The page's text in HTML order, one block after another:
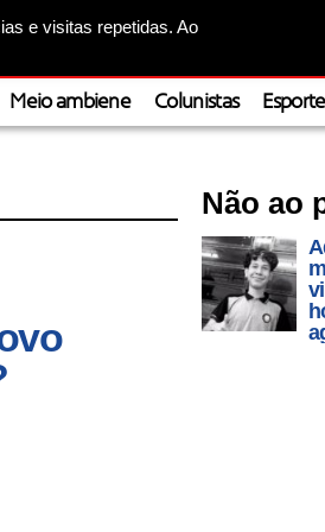
e visitas repetidas. Ao
Meio ambiene Colunistas
Não ao